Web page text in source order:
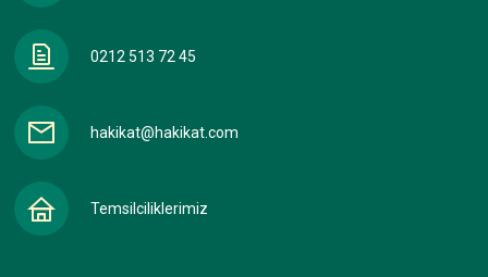
0212 513 72 45
hakikat@hakikat.com
Temsilciliklerimiz